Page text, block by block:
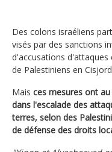
Des colons israéliens
visés par des sanctions
d'accusations
de Palestiniens en
Mais ces mesures ont
dans l'escalade des
terres, selon des
de défense des droits